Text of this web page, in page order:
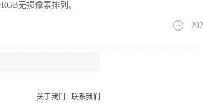
无损像素排列。
高 大屏与Mini LED引领升级
的全渠道零售量为1198万台，同比下降12.7%；销额
关于我们 - 联系我们